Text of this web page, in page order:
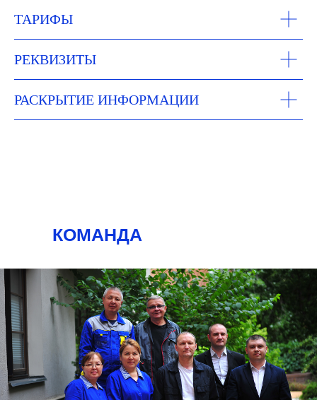
ТАРИФЫ
РЕКВИЗИТЫ
РАСКРЫТИЕ ИНФОРМАЦИИ
КОМАНДА